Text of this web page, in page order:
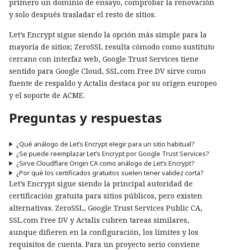
primero un dominio de ensayo, comprobar la renovación
y solo después trasladar el resto de sitios.
Let’s Encrypt sigue siendo la opción más simple para la
mayoría de sitios; ZeroSSL resulta cómodo como sustituto
cercano con interfaz web, Google Trust Services tiene
sentido para Google Cloud, SSL.com Free DV sirve como
fuente de respaldo y Actalis destaca por su origen europeo
y el soporte de ACME.
Preguntas y respuestas
¿Qué análogo de Let’s Encrypt elegir para un sitio habitual?
¿Se puede reemplazar Let’s Encrypt por Google Trust Services?
¿Sirve Cloudflare Origin CA como análogo de Let’s Encrypt?
¿Por qué los certificados gratuitos suelen tener validez corta?
Let’s Encrypt sigue siendo la principal autoridad de
certificación gratuita para sitios públicos, pero existen
alternativas. ZeroSSL, Google Trust Services Public CA,
SSL.com Free DV y Actalis cubren tareas similares,
aunque difieren en la configuración, los límites y los
requisitos de cuenta. Para un proyecto serio conviene